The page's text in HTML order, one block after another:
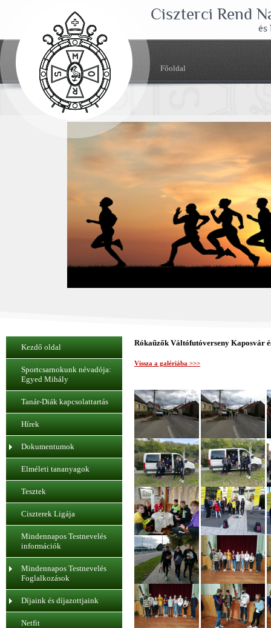
Ciszterci Rend
és
Főoldal
Kezdő oldal
Sportcsarnokunk névadója:
Egyed Mihály
Tanár-Diák kapcsolattartás
Hírek
Dokumentumok
Elméleti tananyagok
Tesztek
Ciszterek Ligája
Mindennapos Testnevelés
információk
Mindennapos Testnevelés
Foglalkozások
Díjaink és díjazottjaink
Netfit
Rókaűzők Váltófutóverseny Kaposvár
Vissza a galériába >>>